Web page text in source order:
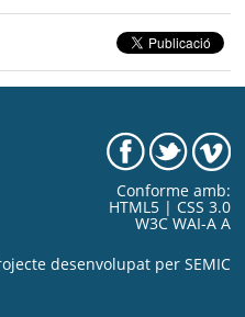
Conforme amb:
HTML5 | CSS 3.0
W3C WAI-A A
desenvolupat per SEMIC